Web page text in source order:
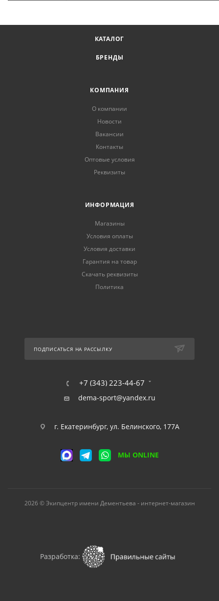
КАТАЛОГ
БРЕНДЫ
КОМПАНИЯ
О компании
Новости
Вакансии
Контакты
Оптовые условия
Реквизиты
ИНФОРМАЦИЯ
Магазины
Условия оплаты
Условия доставки
Гарантия на товар
Скачать реквизиты
Политика
ПОДПИСАТЬСЯ НА РАССЫЛКУ
+7 (343) 223-44-67
dema-sport@yandex.ru
г. Екатеринбург, ул. Белинского, 177А
МЫ ONLINE
2026 © Экипцентр имени Дементьева - интернет-магазин
Разработка: